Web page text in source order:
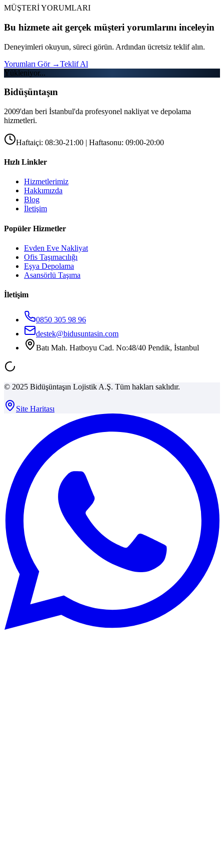
MÜŞTERİ YORUMLARI
Bu hizmete ait gerçek müşteri yorumlarını inceleyin
Deneyimleri okuyun, süreci görün. Ardından ücretsiz teklif alın.
Yorumları Gör →Teklif Al
Yükleniyor...
Bidüşüntaşın
2009'dan beri İstanbul'da profesyonel nakliyat ve depolama
hizmetleri.
Haftaiçi: 08:30-21:00 | Haftasonu: 09:00-20:00
Hızlı Linkler
Hizmetlerimiz
Hakkımızda
Blog
İletişim
Popüler Hizmetler
Evden Eve Nakliyat
Ofis Taşımacılığı
Eşya Depolama
Asansörlü Taşıma
İletişim
0850 305 98 96
destek@bidusuntasin.com
Batı Mah. Hatboyu Cad. No:48/40 Pendik, İstanbul
© 2025 Bidüşüntaşın Lojistik A.Ş. Tüm hakları saklıdır.
Site Haritası